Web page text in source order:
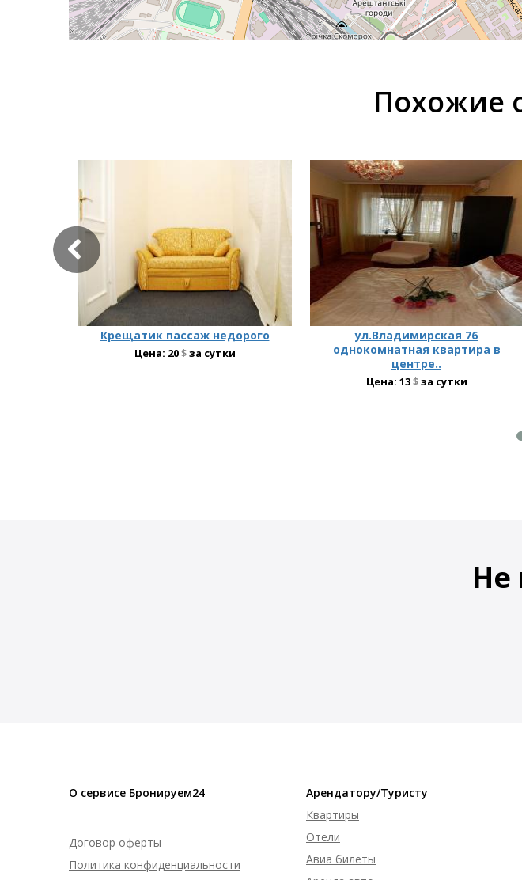
Похожие
Крещатик пассаж недорого
Цена: 20$за сутки
ул.Владимирская 76
однокомнатная квартира в
центре..
Цена: 13$за сутки
Не
О сервисе Бронируем24
Договор оферты
Политика конфиденциальности
Арендатору/Туристу
Квартиры
Отели
Авиа билеты